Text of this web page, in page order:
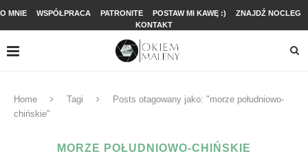
O MNIE WSPÓŁPRACA PATRONITE POSTAW MI KAWĘ :)
ZNAJDŹ NOCLEG
KONTAKT
Home Tagi
Posts otagowany jako: "morze południowo-
chińskie"
MORZE POŁUDNIOWO-CHIŃSKIE